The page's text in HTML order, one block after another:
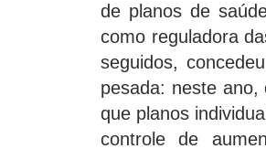
de planos de
como reguladora
seguidos,
pesada: neste
que planos
controle de